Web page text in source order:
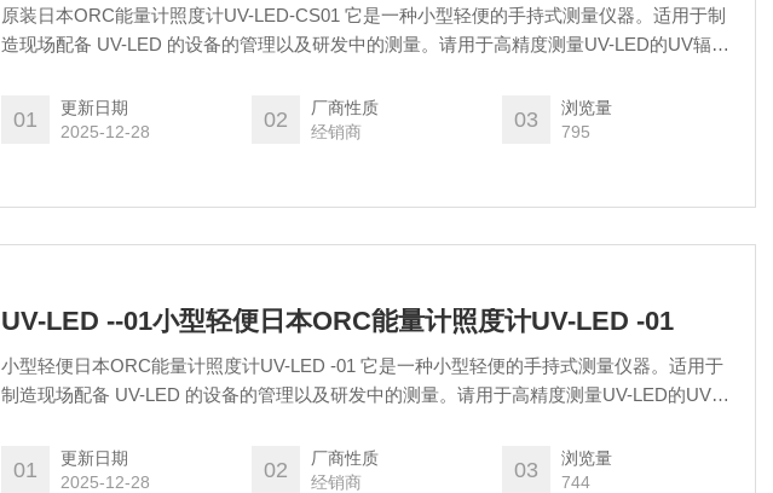
原装日本ORC能量计照度计UV-LED-CS01 它是一种小型轻便的手持式测量仪器。适用于制
造现场配备 UV-LED 的设备的管理以及研发中的测量。请用于高精度测量UV-LED的UV辐照
01
更新日期
2025-12-28
02
厂商性质
经销商
03
浏览量
795
UV-LED --01小型轻便日本ORC能量计照度计UV-LED -01
小型轻便日本ORC能量计照度计UV-LED -01 它是一种小型轻便的手持式测量仪器。适用于
制造现场配备 UV-LED 的设备的管理以及研发中的测量。请用于高精度测量UV-LED的UV辐
01
更新日期
2025-12-28
02
厂商性质
经销商
03
浏览量
744